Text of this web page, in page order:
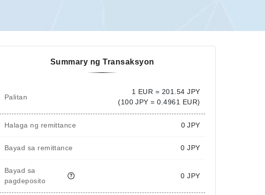
Summary ng Transaksyon
Palitan
1 EUR = 201.54 JPY
(100 JPY = 0.4961 EUR)
Halaga ng remittance 0 JPY
Bayad sa remittance 0 JPY
Bayad sa
pagdeposito
0 JPY